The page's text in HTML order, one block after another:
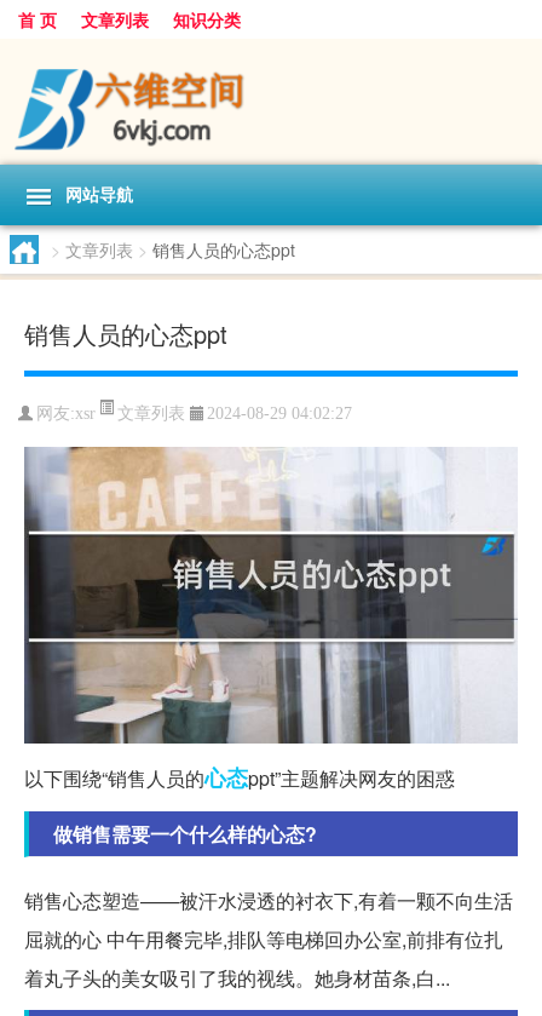
首 页 文章列表 知识分类
网站导航
> 文章列表 > 销售人员的心态ppt
销售人员的心态ppt
网友:xsr 文章列表 2024-08-29 04:02:27
以下围绕“销售人员的心态ppt”主题解决网友的困惑
做销售需要一个什么样的心态?
销售心态塑造——被汗水浸透的衬衣下,有着一颗不向生活
屈就的心 中午用餐完毕,排队等电梯回办公室,前排有位扎
着丸子头的美女吸引了我的视线。她身材苗条,白...